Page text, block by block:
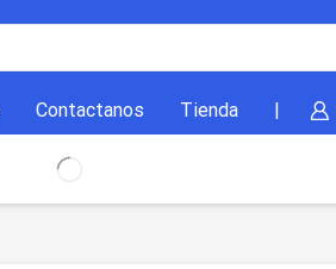
Contactanos Tienda